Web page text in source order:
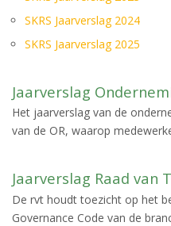
SKRS Jaarverslag 2024
SKRS Jaarverslag 2025
Jaarverslag
Het jaarverslag van de
van de OR, waarop
Jaarverslag Raad van
De rvt houdt toezicht op het
Governance Code van de